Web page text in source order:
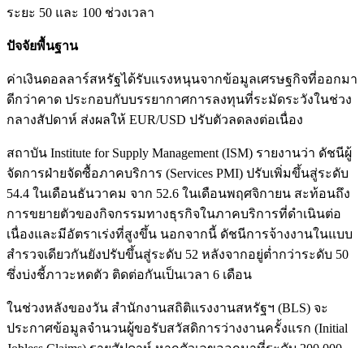
ระยะ 50 และ 100 ช่วงเวลา
ปัจจัยพื้นฐาน
ค่าเงินดอลลาร์สหรัฐได้รับแรงหนุนจากข้อมูลเศรษฐกิจที่ออกมา
ดีกว่าคาด ประกอบกับบรรยากาศการลงทุนที่ระมัดระวังในช่วง
กลางสัปดาห์ ส่งผลให้ EUR/USD ปรับตัวลดลงต่อเนื่อง
สถาบัน Institute for Supply Management (ISM) รายงานว่า ดัชนีผู้
จัดการฝ่ายจัดซื้อภาคบริการ (Services PMI) ปรับเพิ่มขึ้นสู่ระดับ
54.4 ในเดือนธันวาคม จาก 52.6 ในเดือนพฤศจิกายน สะท้อนถึง
การขยายตัวของกิจกรรมทางธุรกิจในภาคบริการที่ดำเนินต่อ
เนื่องและมีอัตราเร่งที่สูงขึ้น นอกจากนี้ ดัชนีการจ้างงานในแบบ
สำรวจเดียวกันยังปรับขึ้นสู่ระดับ 52 หลังจากอยู่ต่ำกว่าระดับ 50
ซึ่งบ่งชี้ภาวะหดตัว ติดต่อกันเป็นเวลา 6 เดือน
ในช่วงหลังของวัน สำนักงานสถิติแรงงานสหรัฐฯ (BLS) จะ
ประกาศข้อมูลจำนวนผู้ขอรับสวัสดิการว่างงานครั้งแรก (Initial